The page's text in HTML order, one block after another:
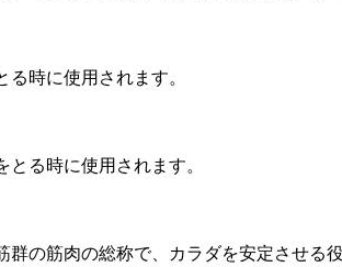
時に使用されます。
る時に使用されます。
の筋肉の総称で、カラダを安定させる役